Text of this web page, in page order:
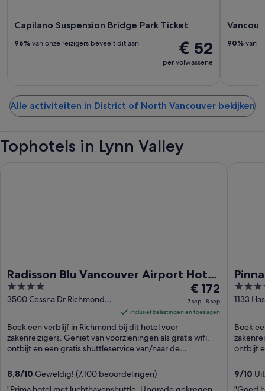
Capilano Suspension Bridge Park Ticket
€ 52
per volwassene
96% van onze reizigers beveelt dit aan 90% van
Alle activiteiten in District of North Vancouver bekijken
Tophotels in Lynn Valley
Radisson Blu Vancouver Airport Hotel
& Marina
4
out
5
3500 Cessna Dr Richmond
De
prijs
is
per
sep
€ 172
7 sep - 8 sep
inclusief belastingen en toeslagen
Boek een verblijf in Richmond bij dit hotel voor
zakenreizigers. Geniet van voorzieningen als gratis wifi,
ontbijt en een gratis shuttleservice van/naar de
8,8/10 Geweldig! (7.100 beoordelingen)
4
out
5
1133
Boek
ontbijt
9/10